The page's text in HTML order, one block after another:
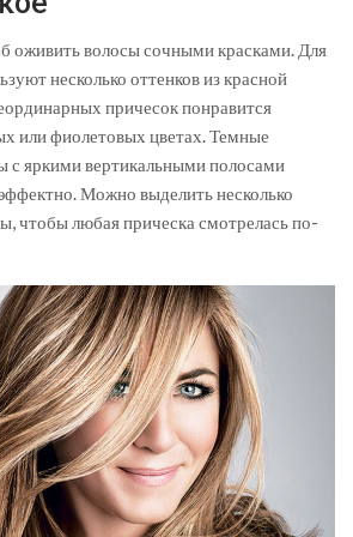
оживить волосы сочными красками. Для
несколько оттенков из красной
причесок понравится
или фиолетовых цветах. Темные
с яркими вертикальными полосами
Можно выделить несколько
чтобы любая прическа смотрелась по-